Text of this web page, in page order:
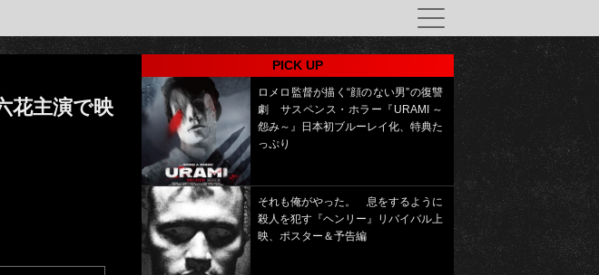
花主演で映
PICK UP
ロメロ監督が描く“顔のない男”の復讐
劇 サスペンス・ホラー『URAMI ～
怨み～』日本初ブルーレイ化、特典た
っぷり
それも俺がやった。 息をするように
殺人を犯す『ヘンリー』リバイバル上
映、ポスター＆予告編